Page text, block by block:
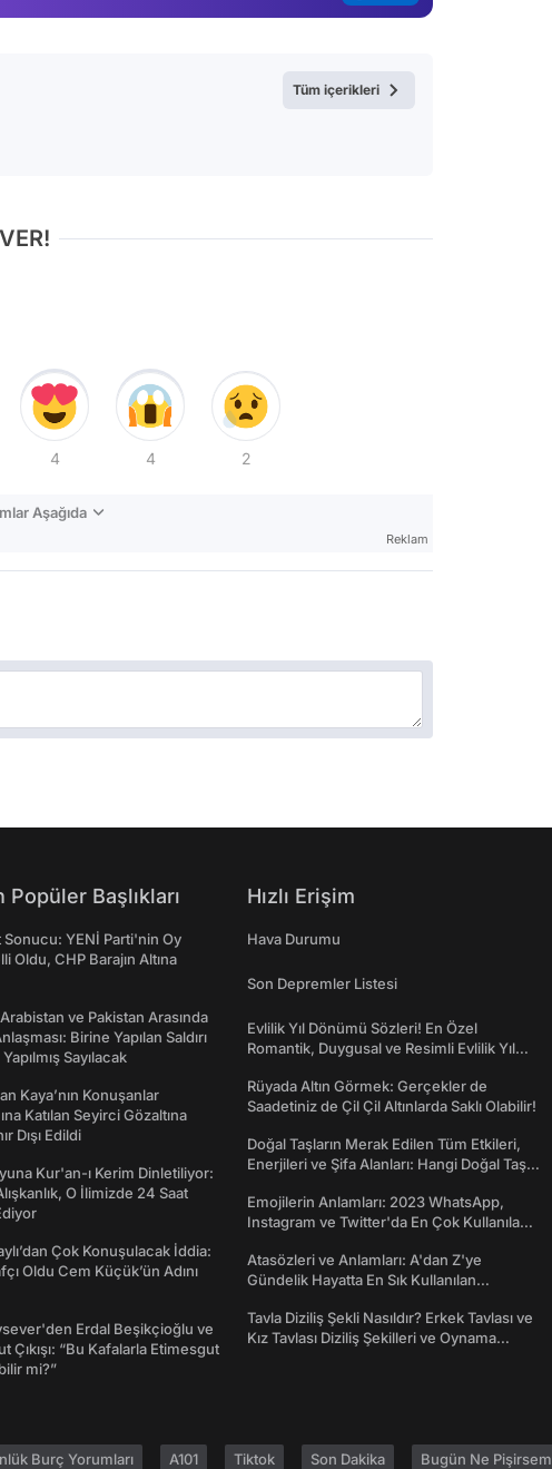
Tüm içerikleri
4 4 2
Aşağıda
Reklam
Popüler Başlıkları
Sonucu: YENİ Parti'nin Oy
Oldu, CHP Barajın Altına
ve Pakistan Arasında
Birine Yapılan Saldırı
Sayılacak
Kaya’nın Konuşanlar
Katılan Seyirci Gözaltına
Dışı Edildi
Kur'an-ı Kerim Dinletiliyor:
O İlimizde 24 Saat
Çok Konuşulacak İddia:
Oldu Cem Küçük’ün Adını
Erdal Beşikçioğlu ve
Çıkışı: “Bu Kafalarla Etimesgut
mi?”
Hızlı Erişim
Hava Durumu
Son Depremler Listesi
Evlilik Yıl Dönümü Sözleri! En Özel
Romantik, Duygusal ve Resimli Evlilik Yıl
Rüyada Altın Görmek: Gerçekler de
Saadetiniz de Çil Çil Altınlarda Saklı Olabilir!
Doğal Taşların Merak Edilen Tüm Etkileri,
Enerjileri ve Şifa Alanları: Hangi Doğal Taş
Emojilerin Anlamları: 2023 WhatsApp,
Instagram ve Twitter'da En Çok Kullanılan
Atasözleri ve Anlamları: A'dan Z'ye
Gündelik Hayatta En Sık Kullanılan
Tavla Diziliş Şekli Nasıldır? Erkek Tavlası ve
Kız Tavlası Diziliş Şekilleri ve Oynama
Burç Yorumları A101 Tiktok Son Dakika Bugün Ne Pişirsem